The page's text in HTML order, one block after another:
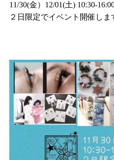
11/30(金）12/01(土) 10:30-
２日限定でイベント開催しま